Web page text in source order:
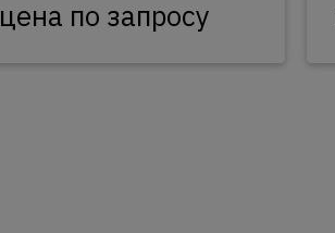
цена по запросу